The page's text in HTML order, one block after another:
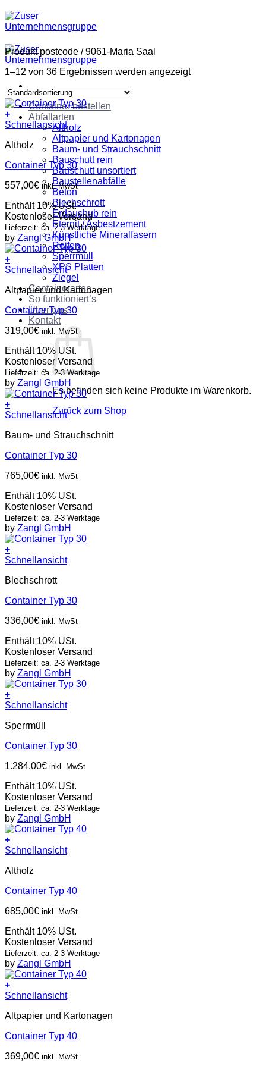
Zum
Inhalt
springen
Container bestellen
Abfallarten
Altholz
Altpapier und Kartonagen
Baum- und Strauchschnitt
Bauschutt rein
Bauschutt unsortiert
Baustellenabfälle
Beton
Blechschrott
Erdaushub rein
Eternit / Asbestzement
Künstliche Mineralfasern
Reifen
Sperrmüll
XPS Platten
Ziegel
Containerarten
So funktioniert’s
Über uns
Kontakt
Es befinden sich keine Produkte im Warenkorb.
Zurück zum Shop
Produkt postcode /9061-Maria Saal
1–12 von 36 Ergebnissen werden angezeigt
+
Schnellansicht
Altholz
Container Typ 30
557,00€ inkl. MwSt
Enthält 10% USt.
Kostenloser Versand
Lieferzeit: ca. 2-3 Werktage
by Zangl GmbH
+
Schnellansicht
Altpapier und Kartonagen
Container Typ 30
319,00€ inkl. MwSt
Enthält 10% USt.
Kostenloser Versand
Lieferzeit: ca. 2-3 Werktage
by Zangl GmbH
+
Schnellansicht
Baum- und Strauchschnitt
Container Typ 30
765,00€ inkl. MwSt
Enthält 10% USt.
Kostenloser Versand
Lieferzeit: ca. 2-3 Werktage
by Zangl GmbH
+
Schnellansicht
Blechschrott
Container Typ 30
336,00€ inkl. MwSt
Enthält 10% USt.
Kostenloser Versand
Lieferzeit: ca. 2-3 Werktage
by Zangl GmbH
+
Schnellansicht
Sperrmüll
Container Typ 30
1.284,00€ inkl. MwSt
Enthält 10% USt.
Kostenloser Versand
Lieferzeit: ca. 2-3 Werktage
by Zangl GmbH
+
Schnellansicht
Altholz
Container Typ 40
685,00€ inkl. MwSt
Enthält 10% USt.
Kostenloser Versand
Lieferzeit: ca. 2-3 Werktage
by Zangl GmbH
+
Schnellansicht
Altpapier und Kartonagen
Container Typ 40
369,00€ inkl. MwSt